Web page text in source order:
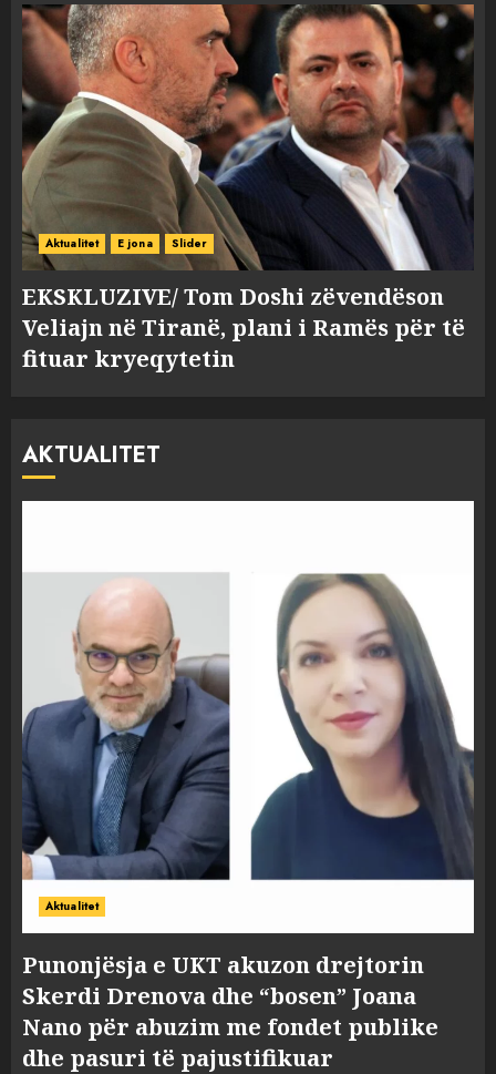
Aktualitet E jona Slider
EKSKLUZIVE/ Tom Doshi zëvendëson
Veliajn në Tiranë, plani i Ramës për të
fituar kryeqytetin
AKTUALITET
Aktualitet
Punonjësja e UKT akuzon drejtorin
Skerdi Drenova dhe “bosen” Joana
Nano për abuzim me fondet publike
dhe pasuri të pajustifikuar